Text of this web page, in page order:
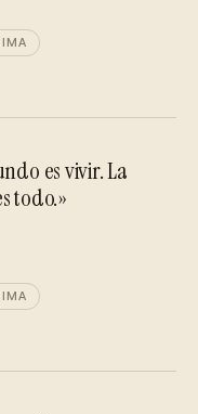
es vivir. La
todo.»